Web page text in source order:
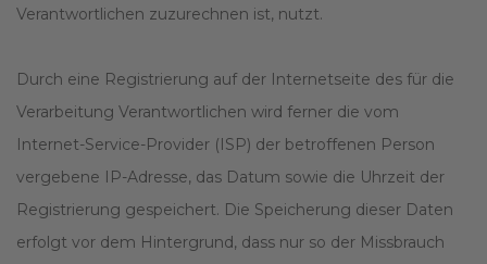
Verantwortlichen zuzurechnen ist, nutzt.
Durch eine Registrierung auf der Internetseite des für die
Verarbeitung Verantwortlichen wird ferner die vom
Internet-Service-Provider (ISP) der betroffenen Person
vergebene IP-Adresse, das Datum sowie die Uhrzeit der
Registrierung gespeichert. Die Speicherung dieser Daten
erfolgt vor dem Hintergrund, dass nur so der Missbrauch